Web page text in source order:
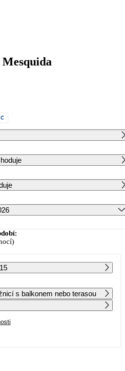
Říjen 2026
ČT PÁ SO NE
19 779 16 949 15 399 23 249
Suite s jednou ložnicí s balkonem nebo terasou